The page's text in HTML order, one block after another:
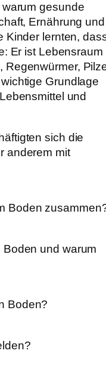
gesunde
Ernährung und
Kinder lernten,
Er ist Lebensraum
Regenwürmer,
Grundlage
und
sich die
anderem mit
Boden
und warum
Boden?